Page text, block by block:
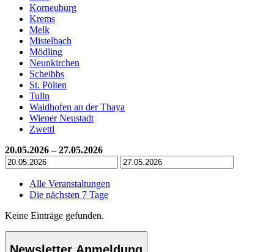
Korneuburg
Krems
Melk
Mistelbach
Mödling
Neunkirchen
Scheibbs
St. Pölten
Tulln
Waidhofen an der Thaya
Wiener Neustadt
Zwettl
20.05.2026 – 27.05.2026
Alle Veranstaltungen
Die nächsten 7 Tage
Keine Einträge gefunden.